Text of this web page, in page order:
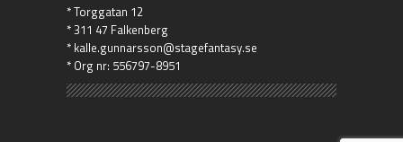
* Torggatan 12
* 311 47 Falkenberg
* kalle.gunnarsson@stagefantasy.se
* Org nr: 556797-8951